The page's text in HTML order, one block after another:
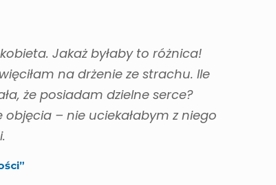
Jakaż byłaby to różnica!
na drżenie ze strachu. Ile
że posiadam dzielne serce?
objęcia – nie uciekałabym z niego